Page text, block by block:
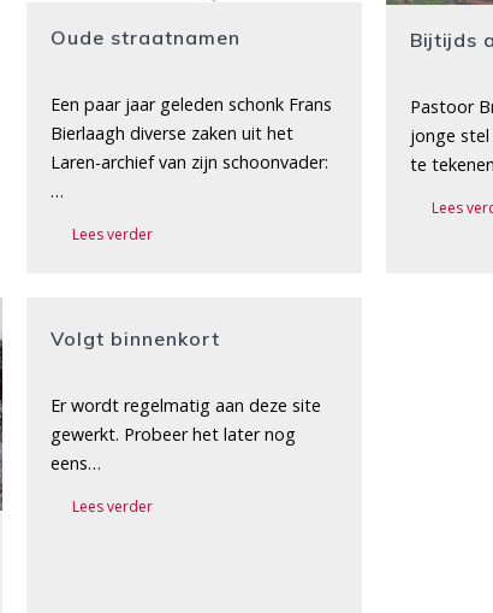
Oude straatnamen
Een paar jaar geleden schonk Frans
Bierlaagh diverse zaken uit het
Laren-archief van zijn schoonvader:
…
Lees verder
Bijtijds
Pastoor
jonge stel
te
Lees
Volgt binnenkort
Er wordt regelmatig aan deze site
gewerkt. Probeer het later nog
eens…
Lees verder